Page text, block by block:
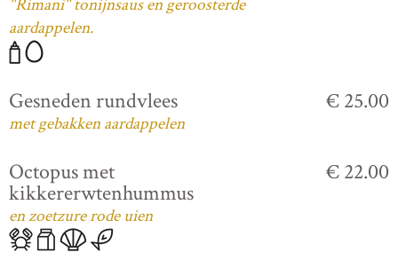
"Rimani" tonijnsaus en geroosterde
aardappelen.
Gesneden rundvlees
met gebakken aardappelen
€ 25.00
Octopus met
kikkererwtenhummus
en zoetzure rode uien
€ 22.00